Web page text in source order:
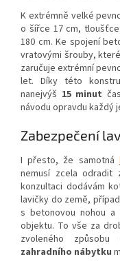
K extrémně velké
o šířce 17 cm,
180 cm. Ke spojení
vratovými šrouby,
zaručuje extrémní
let. Díky této
nanejvýš 15 minut
návodu opravdu každý
Zabezpečení
I přesto, že samotná
nemusí zcela
konzultaci dodávám
lavičky do země,
s betonovou nohou a
objektu. To vše za
zvoleného
zahradního nábytku